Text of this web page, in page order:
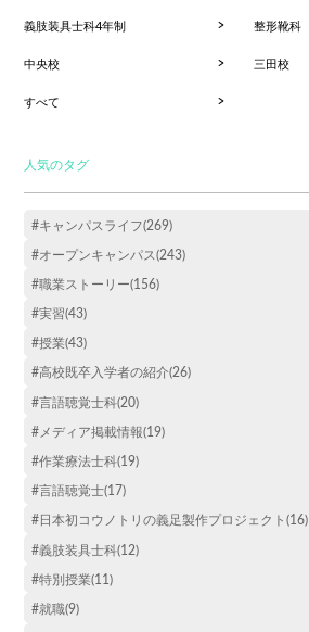
義肢装具士科4年制 整形靴科
中央校 三田校
すべて
人気のタグ
#キャンパスライフ(269)
#オープンキャンパス(243)
#職業ストーリー(156)
#実習(43)
#授業(43)
#高校既卒入学者の紹介(26)
#言語聴覚士科(20)
#メディア掲載情報(19)
#作業療法士科(19)
#言語聴覚士(17)
#日本初コウノトリの義足製作プロジェクト(16)
#義肢装具士科(12)
#特別授業(11)
#就職(9)